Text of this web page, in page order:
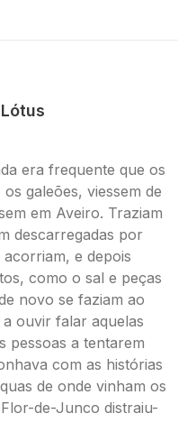
era frequente que os
galeões, viessem de
em Aveiro. Traziam
descarregadas por
e depois
como o sal e peças
novo se faziam ao
ouvir falar aquelas
pessoas a tentarem
com as histórias
de onde vinham os
de-Junco distraiu-